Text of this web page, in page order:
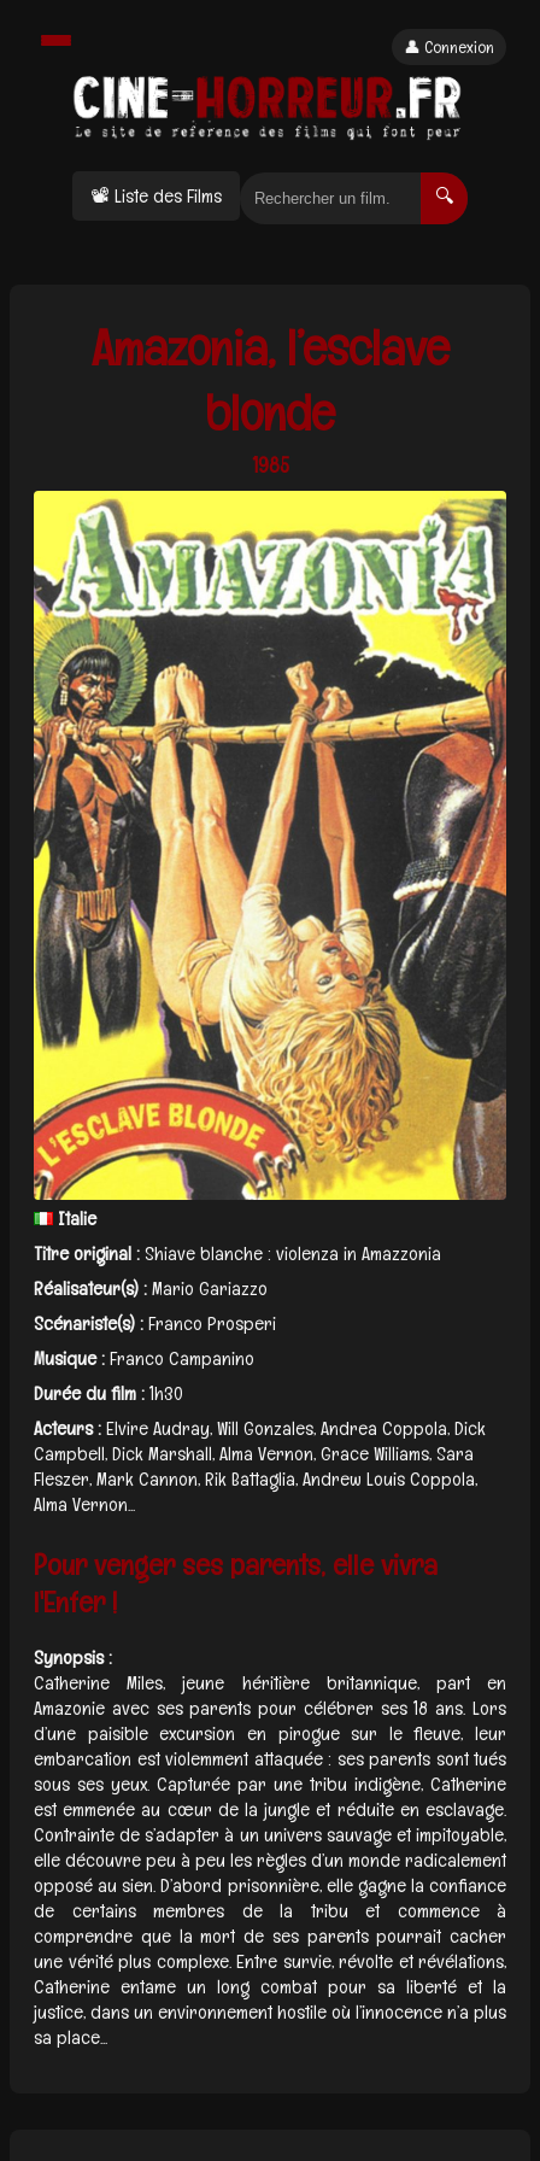
📽 Liste des Films 🔍
👤 Connexion
Amazonia, l’esclave
blonde
1985
Italie
Titre original :Shiave blanche : violenza in Amazzonia
Réalisateur(s) :Mario Gariazzo
Scénariste(s) :Franco Prosperi
Musique :Franco Campanino
Durée du film :1h30
Acteurs :Elvire Audray, Will Gonzales, Andrea Coppola, Dick
Campbell, Dick Marshall, Alma Vernon, Grace Williams, Sara
Fleszer, Mark Cannon, Rik Battaglia, Andrew Louis Coppola,
Alma Vernon...
Pour venger ses parents, elle vivra
l'Enfer !
Synopsis :
Catherine Miles, jeune héritière britannique, part en
Amazonie avec ses parents pour célébrer ses 18 ans. Lors
d’une paisible excursion en pirogue sur le fleuve, leur
embarcation est violemment attaquée : ses parents sont tués
sous ses yeux. Capturée par une tribu indigène, Catherine
est emmenée au cœur de la jungle et réduite en esclavage.
Contrainte de s’adapter à un univers sauvage et impitoyable,
elle découvre peu à peu les règles d’un monde radicalement
opposé au sien. D’abord prisonnière, elle gagne la confiance
de certains membres de la tribu et commence à
comprendre que la mort de ses parents pourrait cacher
une vérité plus complexe. Entre survie, révolte et révélations,
Catherine entame un long combat pour sa liberté et la
justice, dans un environnement hostile où l’innocence n’a plus
sa place...